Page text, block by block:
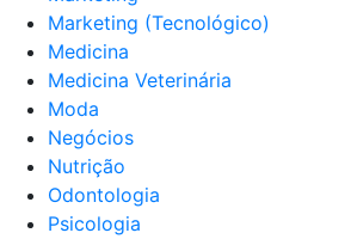
Marketing (Tecnológico)
Medicina
Medicina Veterinária
Moda
Negócios
Nutrição
Odontologia
Psicologia